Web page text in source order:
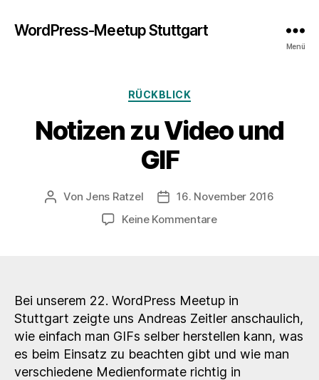
WordPress-Meetup Stuttgart
Menü
Kategorien
RÜCKBLICK
Notizen zu Video und
GIF
Beitragsautor
Von Jens Ratzel Veröffentlichungsdatum
16. November 2016
Keine Kommentarezu
GIF
Bei unserem 22. WordPress Meetup in
Stuttgart zeigte uns Andreas Zeitler anschaulich,
wie einfach man GIFs selber herstellen kann, was
es beim Einsatz zu beachten gibt und wie man
verschiedene Medienformate richtig in